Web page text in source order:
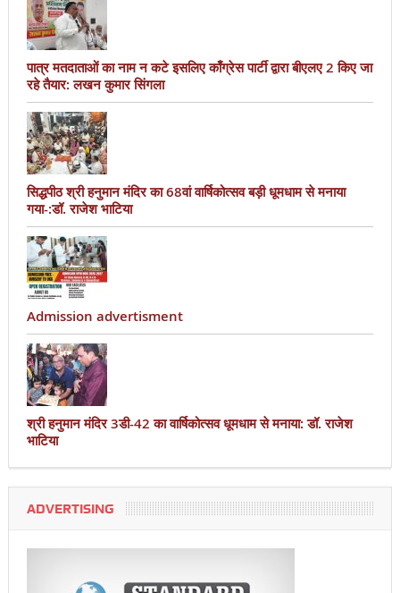
पात्र मतदाताओं का नाम न कटे इसलिए काँग्रेस पार्टी द्वारा बीएलए 2 किए जा
रहे तैयार: लखन कुमार सिंगला
सिद्धपीठ श्री हनुमान मंदिर का 68वां वार्षिकोत्सव बड़ी धूमधाम से मनाया
गया-:डॉ. राजेश भाटिया
Admission advertisment
श्री हनुमान मंदिर 3डी-42 का वार्षिकोत्सव धूमधाम से मनाया: डॉ. राजेश
भाटिया
ADVERTISING